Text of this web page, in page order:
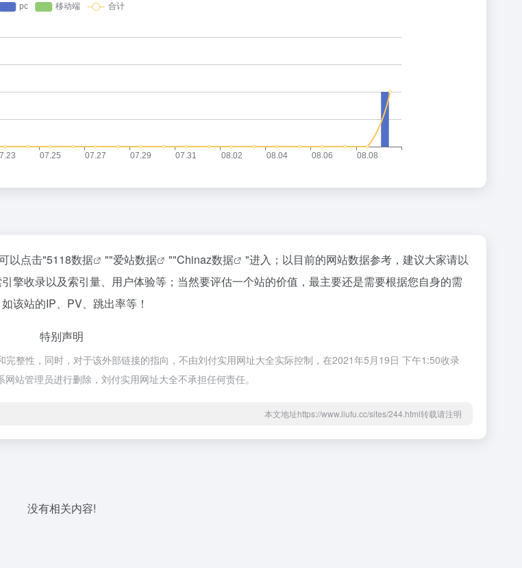
以点击"5118数据 ""爱站数据 ""Chinaz数据
"进入；以目前的网站数据参考，建议大家请以
擎收录以及索引量、用户体验等；当然要评估一个站的价值，最主要还是需要根据您自身的需
该站的IP、PV、跳出率等！
特别声明
整性，同时，对于该外部链接的指向，不由刘付实用网址大全实际控制，在2021年5月19日 下午1:50收录
站管理员进行删除，刘付实用网址大全不承担任何责任。
本文地址https://www.liufu.cc/sites/244.html转载请注明
没有相关内容!